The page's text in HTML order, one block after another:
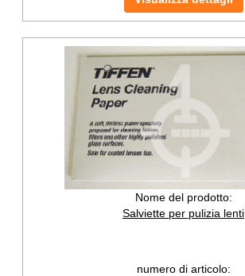
Nome del prodotto:
Salviette per pulizia lenti
numero di articolo: